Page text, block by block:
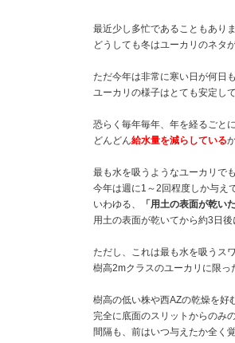
最近少し多忙であることもあり
どうしても冬はユーカリのネタ
ただ今年は非常に寒い日が何日
ユーカリの様子はとても安定し
恐らく毎年毎年、年を経るごと
どんどん給水量を減らしている
最も水を吸うようなユーカリで
今年は週に1～2回程度しか与え
いわゆる、
「用土の表面が乾い
用土の表面が乾いてから約3日
ただし、これは最も水を吸うス
樹高2mクラスのユーカリに限っ
樹高の低い株や西AZの乾燥を好
完全に底面のスリットからのみ
間隔も、前はいつ与えたか全く